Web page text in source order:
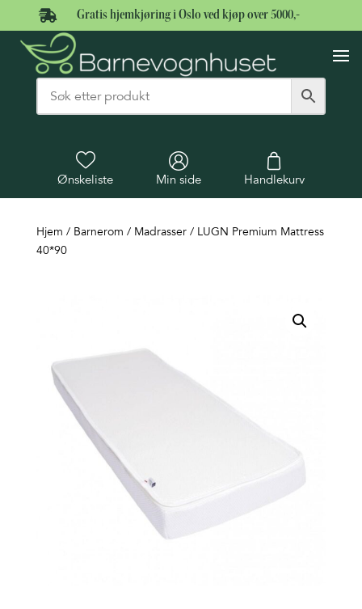
 Gratis hjemkjøring i Oslo ved kjøp over 5000,-
Ønskeliste Min side Handlekurv
Hjem / Barnerom / Madrasser/ LUGN Premium Mattress
40*90